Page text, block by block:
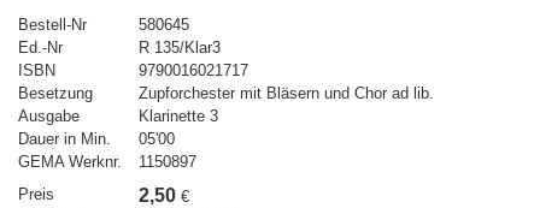
Bestell-Nr
580645
Ed.-Nr
R 135/Klar3
ISBN
9790016021717
Besetzung
Zupforchester mit Bläsern und Chor ad lib.
Ausgabe
Klarinette 3
Dauer in Min.
05'00
GEMA Werknr.
1150897
Preis
2,50 €